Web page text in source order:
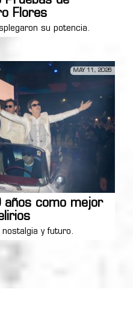
Flores
su potencia.
MAY 11, 2026
años como mejor
y futuro.